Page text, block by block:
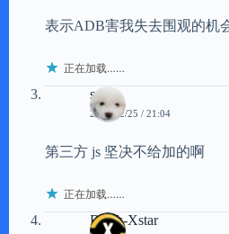
表示ADB害我失去围观的机
正在加载……
sein
2012/12/25 / 21:04
第三方 js 坚决不给加的啊
正在加载……
Black-Xstar